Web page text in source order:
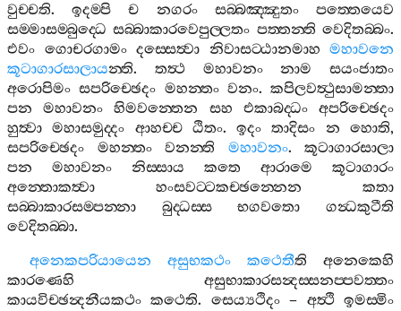
වුච‍්චති.ඉදම‍්පි ච නගරං සබ‍්බඤ‍්ඤුතං
පත‍්තෙයෙව
සම‍්මාසම‍්බුද‍්ධෙ සබ‍්බාකාරවෙපුල‍්ලතං පත‍්තන‍්ති වෙදිතබ‍්බං.
එවං ගොචරගාමං දස‍්සෙත්‍වා නිවාසට‍්ඨානමාහ මහාවනෙ
කූටාගාරසාලායන‍්ති. තත්‍ථ මහාවනං නාම
සයංජාතං
අරොපිමං සපරිච‍්ඡෙදං මහන‍්තං වනං. කපිලවත්‍ථුසාමන‍්තා
පන
මහාවනං හිමවන‍්තෙන සහ එකාබද‍්ධං
අපරිච‍්ඡෙදං
හුත්‍වා මහාසමුද‍්දං ආහච‍්ච ඨිතං.ඉදං තාදිසං න හොති,
සපරිච‍්ඡෙදං
මහන‍්තං වනන‍්ති මහාවනං. කූටාගාරසාලා
පන
මහාවනං නිස‍්සාය කතෙ ආරාමෙ
කූටාගාරං
අන‍්තොකත්‍වා
හංසවට‍්ටකච‍්ඡන‍්නෙන
කතා
සබ‍්බාකාරසම‍්පන‍්නා
බුද‍්ධස‍්ස භගවතො
ගන්‍ධකුටීති
වෙදිතබ‍්බා.
අනෙකපරියායෙන
අසුභකථං කථෙතීති
අනෙකෙහි
කාරණෙහි
අසුභාකාරසන්‍දස‍්සනප‍්පවත‍්තං
කායවිච‍්ඡන්‍දනීයකථං කථෙති. සෙය්‍යථිදං– අත්‍ථි ඉමස‍්මිං